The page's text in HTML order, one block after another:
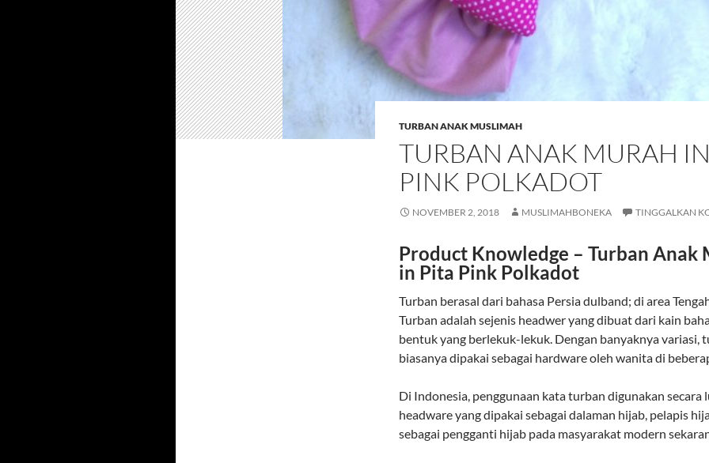
TURBAN ANAK MUSLIMAH
TURBAN ANAK MURAH
PINK POLKADOT
NOVEMBER 2, 2018 MUSLIMAHBONEKA TINGGALKAN
Product Knowledge – Turban Anak
in Pita Pink Polkadot
Turban berasal dari bahasa Persia dulband; di area
Turban adalah sejenis headwer yang dibuat dari kain
bentuk yang berlekuk-lekuk. Dengan banyaknya variasi,
biasanya dipakai sebagai hardware oleh wanita di
Di Indonesia, penggunaan kata turban digunakan secara
headware yang dipakai sebagai dalaman hijab, pelapis
sebagai pengganti hijab pada masyarakat modern